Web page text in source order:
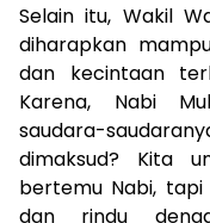
Selain itu, Wakil
diharapkan
dan kecintaan
Karena, Nabi
saudara-
dimaksud? Kita
bertemu Nabi,
dan rindu